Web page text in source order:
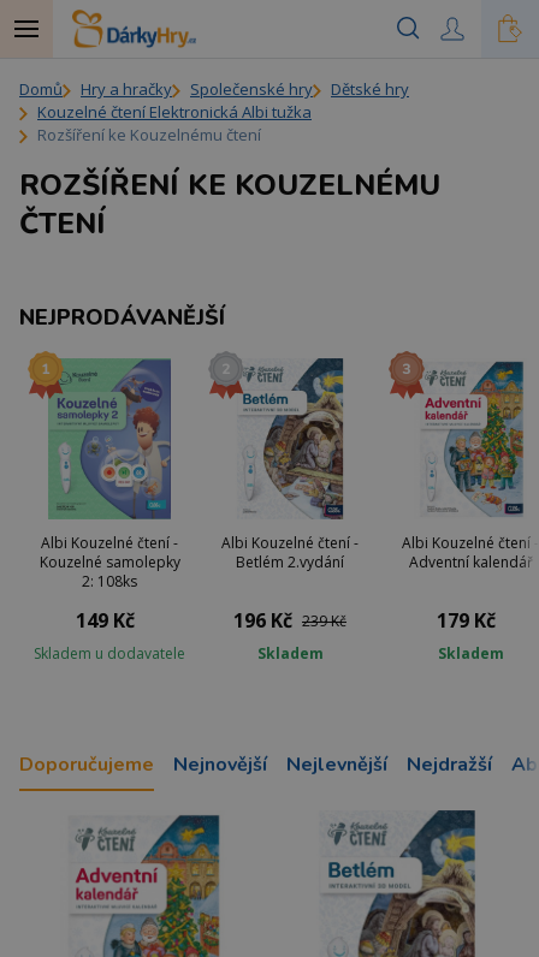
Domů Hry a hračky Společenské hry
Dětské hry
Kouzelné čtení Elektronická Albi tužka
Rozšíření ke Kouzelnému čtení
ROZŠÍŘENÍ KE KOUZELNÉMU
ČTENÍ
NEJPRODÁVANĚJŠÍ
Albi Kouzelné čtení -
Kouzelné samolepky
2: 108ks
149 Kč
Skladem u dodavatele
Albi Kouzelné čtení -
Betlém 2.vydání
196 Kč 239 Kč
Skladem
Albi Kouzelné čtení -
Adventní kalendář
179 Kč
Skladem
Doporučujeme Nejnovější Nejlevnější Nejdražší